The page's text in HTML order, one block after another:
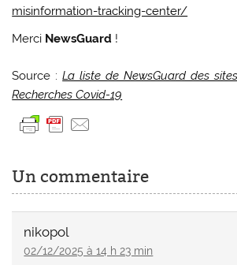
misinformation-tracking-center/
Merci NewsGuard !
Source :La liste de NewsGuard des
Recherches Covid-19
Un commentaire
nikopol
02/12/2025 à 14 h 23 min